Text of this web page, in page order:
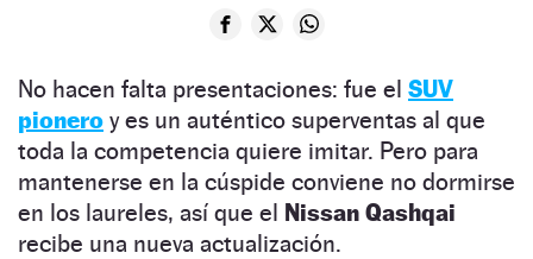
No hacen falta presentaciones: fue el SUV
pionero y es un auténtico superventas al que
toda la competencia quiere imitar. Pero para
mantenerse en la cúspide conviene no dormirse
en los laureles, así que el Nissan Qashqai
recibe una nueva actualización.